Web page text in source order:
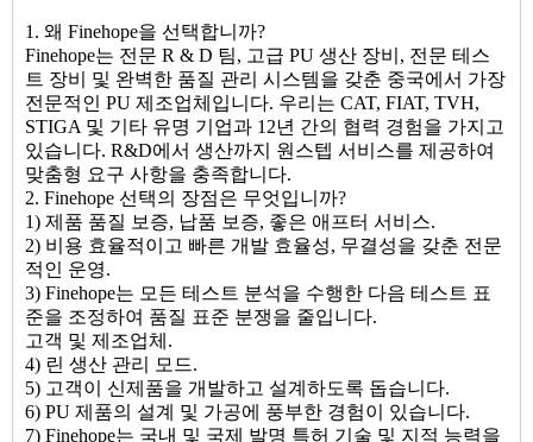
1. 왜 Finehope을 선택합니까?
Finehope는 전문 R & D 팀, 고급 PU 생산 장비, 전문 테스
트 장비 및 완벽한 품질 관리 시스템을 갖춘 중국에서 가장
전문적인 PU 제조업체입니다. 우리는 CAT, FIAT, TVH,
STIGA 및 기타 유명 기업과 12년 간의 협력 경험을 가지고
있습니다. R&D에서 생산까지 원스텝 서비스를 제공하여
맞춤형 요구 사항을 충족합니다.
2. Finehope 선택의 장점은 무엇입니까?
1) 제품 품질 보증, 납품 보증, 좋은 애프터 서비스.
2) 비용 효율적이고 빠른 개발 효율성, 무결성을 갖춘 전문
적인 운영.
3) Finehope는 모든 테스트 분석을 수행한 다음 테스트 표
준을 조정하여 품질 표준 분쟁을 줄입니다.
고객 및 제조업체.
4) 린 생산 관리 모드.
5) 고객이 신제품을 개발하고 설계하도록 돕습니다.
6) PU 제품의 설계 및 가공에 풍부한 경험이 있습니다.
7) Finehope는 국내 및 국제 발명 특허 기술 및 지적 능력을